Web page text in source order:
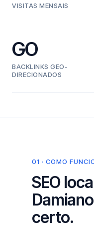
VISITAS MENSAIS
GO
BACKLINKS GEO-
DIRECIONADOS
01 · COMO
SEO
certo.